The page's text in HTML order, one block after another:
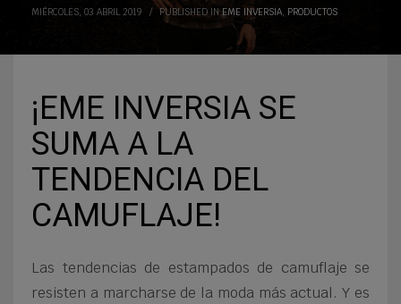
MIÉRCOLES, 03 ABRIL 2019 / PUBLISHED INEME INVERSIA, PRODUCTOS
¡EME INVERSIA SE
SUMA A LA
TENDENCIA DEL
CAMUFLAJE!
Las tendencias de estampados de camuflaje se
resisten a marcharse de la moda más actual. Y es